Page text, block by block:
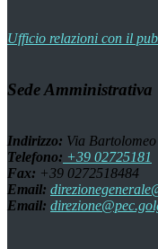
Ufficio relazioni con il
Sede Amministrativa
Indirizzo: Via
Telefono: +39 02725181
Fax: +39 0272518484
Email:
Email: